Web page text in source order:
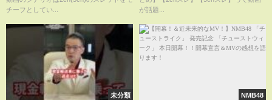
チーフとしてい...
が話題...
未分類 NMB48